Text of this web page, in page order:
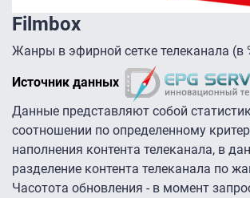
Filmbox
Жанры в эфирной сетке телеканала (в
Источник данных
Данные представляют собой
соотношении по определенному
наполнения контента телеканала, в
разделение контента телеканала по
Часотота обновления - в момент